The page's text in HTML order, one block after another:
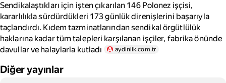
Sendikalaştıkları için işten çıkarılan 146 Polonez işçisi,
kararlılıkla sürdürdükleri 173 günlük direnişlerini başarıyla
taçlandırdı. Kıdem tazminatlarından sendikal örgütlülük
haklarına kadar tüm talepleri karşılanan işçiler, fabrika önünde
davullar ve halaylarla kutladı
aydinlik.com.tr
Diğer yayınlar